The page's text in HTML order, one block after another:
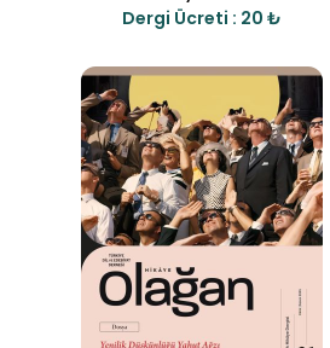
Dergi Ücreti : 20 ₺